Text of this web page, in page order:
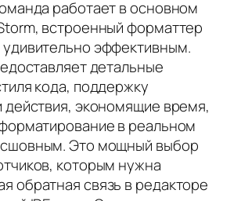
работает в основном
встроенный форматтер
эффективным.
детальные
кода, поддержку
действия, экономящие время,
в реальном
Это мощный выбор
которым нужна
обратная связь в редакторе